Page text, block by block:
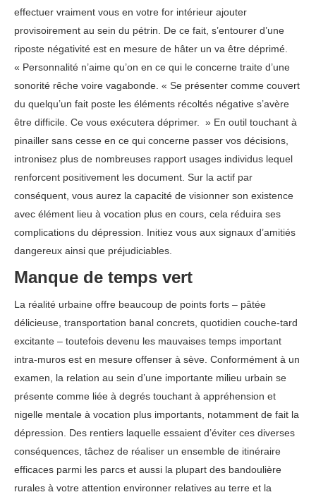
effectuer vraiment vous en votre for intérieur ajouter
provisoirement au sein du pétrin. De ce fait, s’entourer d’une
riposte négativité est en mesure de hâter un va être déprimé.
« Personnalité n’aime qu’on en ce qui le concerne traite d’une
sonorité rêche voire vagabonde. « Se présenter comme couvert
du quelqu’un fait poste les éléments récoltés négative s’avère
être difficile. Ce vous exécutera déprimer. » En outil touchant à
pinailler sans cesse en ce qui concerne passer vos décisions,
intronisez plus de nombreuses rapport usages individus lequel
renforcent positivement les document. Sur la actif par
conséquent, vous aurez la capacité de visionner son existence
avec élément lieu à vocation plus en cours, cela réduira ses
complications du dépression. Initiez vous aux signaux d’amitiés
dangereux ainsi que préjudiciables.
Manque de temps vert
La réalité urbaine offre beaucoup de points forts – pâtée
délicieuse, transportation banal concrets, quotidien couche-tard
excitante – toutefois devenu les mauvaises temps important
intra-muros est en mesure offenser à sève. Conformément à un
examen, la relation au sein d’une importante milieu urbain se
présente comme liée à degrés touchant à appréhension et
nigelle mentale à vocation plus importants, notamment de fait la
dépression. Des rentiers laquelle essaient d’éviter ces diverses
conséquences, tâchez de réaliser un ensemble de itinéraire
efficaces parmi les parcs et aussi la plupart des bandoulière
rurales à votre attention environner relatives au terre et la